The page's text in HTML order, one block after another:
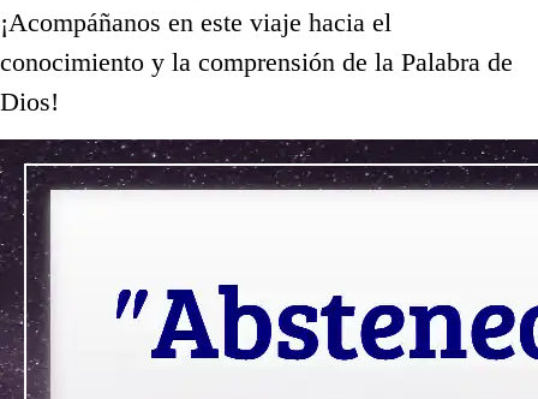
¡Acompáñanos en este viaje hacia el
conocimiento y la comprensión de la Palabra de
Dios!